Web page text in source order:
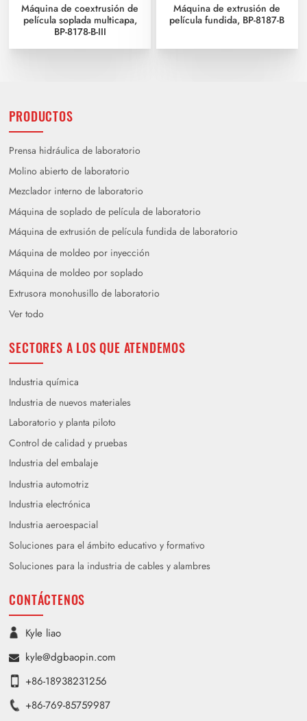
Máquina de coextrusión de
película soplada multicapa,
BP-8178-B-III
Máquina de extrusión de
película fundida, BP-8187-B
PRODUCTOS
Prensa hidráulica de laboratorio
Molino abierto de laboratorio
Mezclador interno de laboratorio
Máquina de soplado de película de laboratorio
Máquina de extrusión de película fundida de laboratorio
Máquina de moldeo por inyección
Máquina de moldeo por soplado
Extrusora monohusillo de laboratorio
Ver todo
SECTORES A LOS QUE ATENDEMOS
Industria química
Industria de nuevos materiales
Laboratorio y planta piloto
Control de calidad y pruebas
Industria del embalaje
Industria automotriz
Industria electrónica
Industria aeroespacial
Soluciones para el ámbito educativo y formativo
Soluciones para la industria de cables y alambres
CONTÁCTENOS
Kyle liao
kyle@dgbaopin.com
+86-18938231256
+86-769-85759987